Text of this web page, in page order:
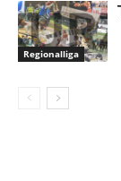
Regionalliga